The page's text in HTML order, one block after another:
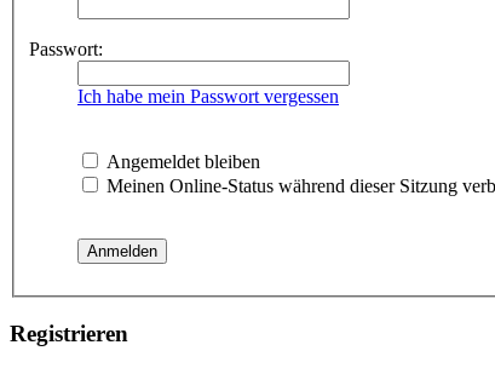
Passwort:
Ich habe mein Passwort vergessen
Angemeldet bleiben
Meinen Online-Status während dieser Sitzung
Registrieren